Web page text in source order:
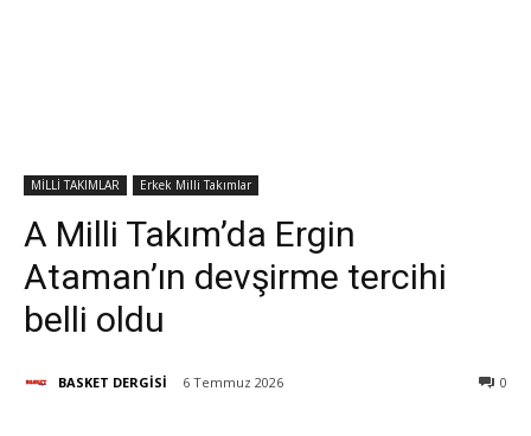
MİLLİ TAKIMLAR Erkek Milli Takımlar
A Milli Takım’da Ergin
Ataman’ın devşirme tercihi
belli oldu
BASKET DERGİSİ 6 Temmuz 2026 0